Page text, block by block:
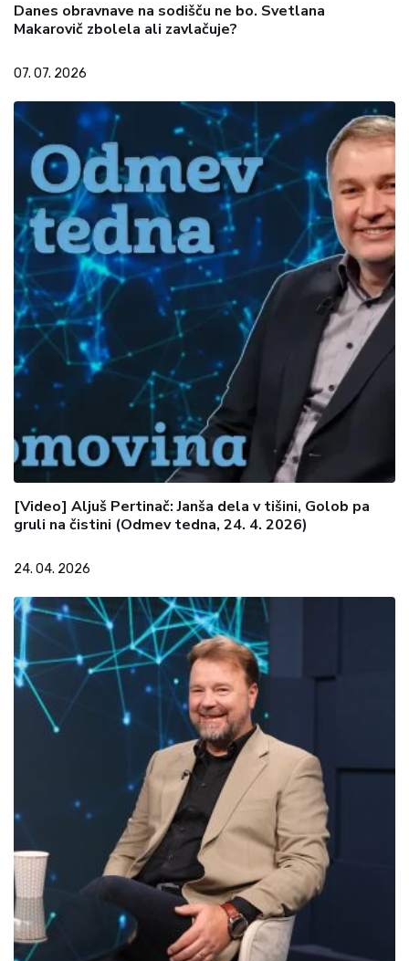
Danes obravnave na sodišču ne bo. Svetlana
Makarovič zbolela ali zavlačuje?
07. 07. 2026
[Video] Aljuš Pertinač: Janša dela v tišini, Golob pa
gruli na čistini (Odmev tedna, 24. 4. 2026)
24. 04. 2026